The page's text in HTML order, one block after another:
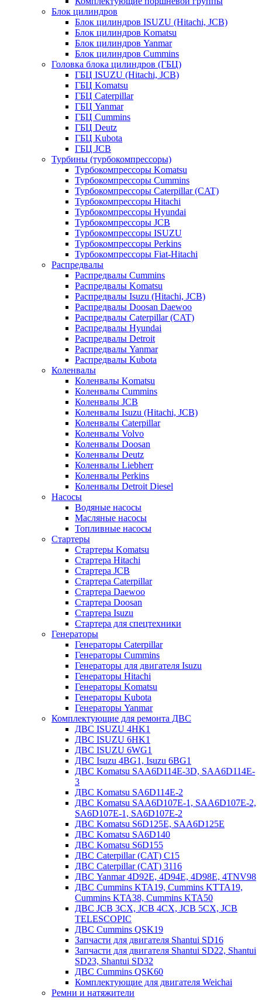
Блок цилиндров
Блок цилиндров ISUZU (Hitachi, JCB)
Блок цилиндров Komatsu
Блок цилиндров Yanmar
Блок цилиндров Cummins
Головка блока цилиндров (ГБЦ)
ГБЦ ISUZU (Hitachi, JCB)
ГБЦ Komatsu
ГБЦ Caterpillar
ГБЦ Yanmar
ГБЦ Cummins
ГБЦ Deutz
ГБЦ Kubota
ГБЦ JCB
Турбины (турбокомпрессоры)
Турбокомпрессоры Komatsu
Турбокомпрессоры Cummins
Турбокомпрессоры Caterpillar (CAT)
Турбокомпрессоры Hitachi
Турбокомпрессоры Hyundai
Турбокомпрессоры JCB
Турбокомпрессоры ISUZU
Турбокомпрессоры Perkins
Турбокомпрессоры Fiat-Hitachi
Распредвалы
Распредвалы Cummins
Распредвалы Komatsu
Распредвалы Isuzu (Hitachi, JCB)
Распредвалы Doosan Daewoo
Распредвалы Caterpillar (CAT)
Распредвалы Hyundai
Распредвалы Detroit
Распредвалы Yanmar
Распредвалы Kubota
Коленвалы
Коленвалы Komatsu
Коленвалы Cummins
Коленвалы JCB
Коленвалы Isuzu (Hitachi, JCB)
Коленвалы Caterpillar
Коленвалы Volvo
Коленвалы Doosan
Коленвалы Deutz
Коленвалы Liebherr
Коленвалы Perkins
Коленвалы Detroit Diesel
Насосы
Водяные насосы
Масляные насосы
Топливные насосы
Стартеры
Стартеры Komatsu
Стартера Hitachi
Стартера JCB
Стартера Caterpillar
Стартера Daewoo
Стартера Doosan
Стартера Isuzu
Стартера для спецтехники
Генераторы
Генераторы Caterpillar
Генераторы Cummins
Генераторы для двигателя Isuzu
Генераторы Hitachi
Генераторы Komatsu
Генераторы Kubota
Генераторы Yanmar
Комплектующие для ремонта ДВС
ДВС ISUZU 4HK1
ДВС ISUZU 6HK1
ДВС ISUZU 6WG1
ДВС Isuzu 4BG1, Isuzu 6BG1
ДВС Komatsu SAA6D114E-3D, SAA6D114E-
3
ДВС Komatsu SA6D114E-2
ДВС Komatsu SAA6D107E-1, SAA6D107E-2,
SA6D107E-1, SA6D107E-2
ДВС Komatsu S6D125E, SAA6D125E
ДВС Komatsu SA6D140
ДВС Komatsu S6D155
ДВС Caterpillar (CAT) C15
ДВС Caterpillar (CAT) 3116
ДВС Yanmar 4D92E, 4D94E, 4D98E, 4TNV98
ДВС Cummins KTA19, Cummins KTTA19,
Cummins KTA38, Cummins KTA50
ДВС JCB 3CX, JCB 4CX, JCB 5CX, JCB
TELESCOPIC
ДВС Cummins QSK19
Запчасти для двигателя Shantui SD16
Запчасти для двигателя Shantui SD22, Shantui
SD23, Shantui SD32
ДВС Cummins QSK60
Комплектующие для двигателя Weichai
Ремни и натяжители